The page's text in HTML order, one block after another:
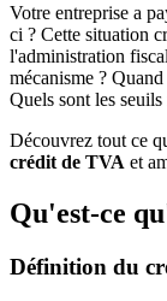
Votre entreprise a
ci ? Cette situation
l'administration
mécanisme ?
Quels sont les
Découvrez tout ce
crédit de TVA et
Qu'est-ce
Définition du